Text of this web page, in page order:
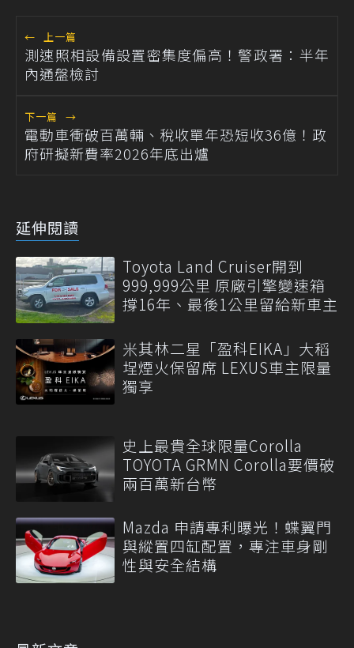
← 上一篇
測速照相設備設置密集度偏高！警政署：半年
內通盤檢討
下一篇 →
電動車衝破百萬輛、稅收單年恐短收36億！政
府研擬新費率2026年底出爐
延伸閱讀
Toyota Land Cruiser開到
999,999公里 原廠引擎變速箱
撐16年、最後1公里留給新車主
米其林二星「盈科EIKA」大稻
埕煙火保留席 LEXUS車主限量
獨享
史上最貴全球限量Corolla
TOYOTA GRMN Corolla要價破
兩百萬新台幣
Mazda 申請專利曝光！蝶翼門
與縱置四缸配置，專注車身剛
性與安全結構